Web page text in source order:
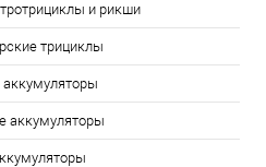
и рикши
трициклы
аккумуляторы
аккумуляторы